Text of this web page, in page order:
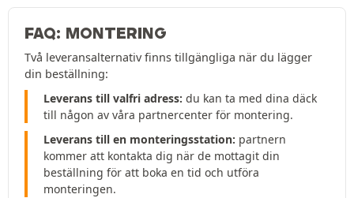
FAQ: MONTERING
Två leveransalternativ finns tillgängliga när du lägger
din beställning:
Leverans till valfri adress: du kan ta med dina däck
till någon av våra partnercenter för montering.
Leverans till en monteringsstation: partnern
kommer att kontakta dig när de mottagit din
beställning för att boka en tid och utföra
monteringen.